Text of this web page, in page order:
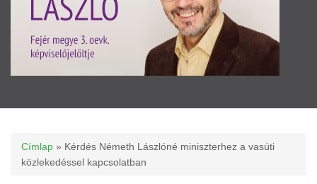
Jelenlegi hely
Címlap » Kérdés Németh Lászlóné miniszterhez a vasúti
közlekedéssel kapcsolatban